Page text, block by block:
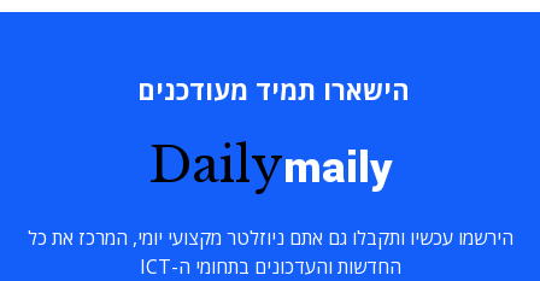
הישארו תמיד מעודכנים
Dailymaily
הירשמו עכשיו ותקבלו גם אתם ניוזלטר מקצועי יומי, המרכז את כל
החדשות והעדכונים בתחומי ה-ICT